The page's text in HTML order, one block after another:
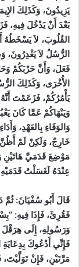
يَزِيدُونَ، وَكَذَلِكَ
بَعْدَ أَنْ يَدْخُلَ فِيهِ،
القُلُوبَ، لاَ يَسْخَطُهُ
الرُّسُلُ لاَ يَغْدِرُونَ،
فَعَلَ، وَأَنَّ حَرْبَكُمْ
الأُخْرَى، وَكَذَلِكَ
يَأْمُرُكُمْ، فَزَعَمْتَ أَنَّهُ
وَيَنْهَاكُمْ عَمَّا كَانَ
وَالوَفَاءِ بِالعَهْدِ،
خَارِجٌ، وَلَكِنْ لَمْ
مَوْضِعَ قَدَمَيَّ هَاتَيْنِ
عِنْدَهُ لَغَسَلْتُ
قَالَ أَبُو سُفْيَانَ: ثُمَّ
فَقُرِئَ، فَإِذَا فِيهِ:
وَرَسُولِهِ، إِلَى هِرَقْلَ
فَإِنِّي أَدْعُوكَ
مَرَّتَيْنِ، فَإِنْ تَوَلَّيْتَ،